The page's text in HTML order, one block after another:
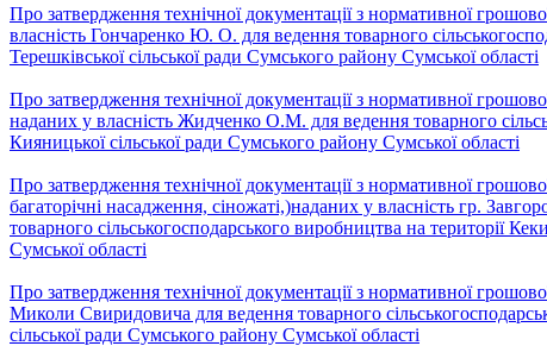
Про затвердження технічної документації з нормативної
власність Гончаренко Ю. О. для ведення товарного
Терешківської сільської ради Сумського району Сумської області
Про затвердження технічної документації з нормативної
наданих у власність Жидченко О.М. для ведення товарного
Кияницької сільської ради Сумського району Сумської області
Про затвердження технічної документації з нормативної
багаторічні насадження, сіножаті,)наданих у власність гр.
товарного сільськогосподарського виробництва на території
Сумської області
Про затвердження технічної документації з нормативної
Миколи Свиридовича для ведення товарного
сільської ради Сумського району Сумської області